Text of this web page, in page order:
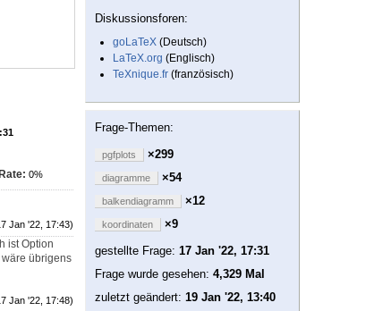
0%
Jan '22, 17:43)
ist Option
übrigens
Jan '22, 17:48)
Diskussionsforen:
goLaTeX (Deutsch)
LaTeX.org (Englisch)
TeXnique.fr (französisch)
Frage-Themen:
pgfplots ×299
diagramme ×54
balkendiagramm ×12
koordinaten
×9
gestellte Frage: 17 Jan '22, 17:31
Frage wurde gesehen: 4,329 Mal
zuletzt geändert: 19 Jan '22, 13:40